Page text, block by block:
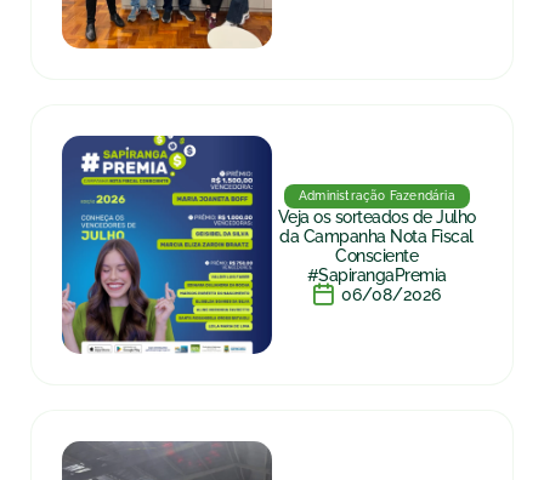
Administração Fazendária
Veja os sorteados de Julho
da Campanha Nota Fiscal
Consciente
#SapirangaPremia
06/08/2026